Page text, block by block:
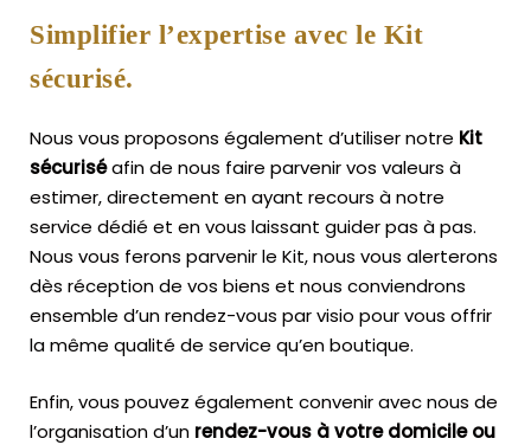
Simplifier l’expertise avec le Kit
sécurisé.
Nous vous proposons également d’utiliser notre Kit
sécuriséafin de nous faire parvenir vos valeurs à
estimer, directement en ayant recours à notre
service dédié et en vous laissant guider pas à pas.
Nous vous ferons parvenir le Kit, nous vous alerterons
dès réception de vos biens et nous conviendrons
ensemble d’un rendez-vous par visio pour vous offrir
la même qualité de service qu’en boutique.
Enfin, vous pouvez également convenir avec nous de
l’organisation d’un rendez-vous à votre domicile ou